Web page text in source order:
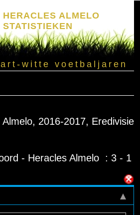
HERACLES ALMELO
STATISTIEKEN
witte voetbaljaren
Almelo, 2016-2017, Eredivisie
- Heracles Almelo : 3 - 1